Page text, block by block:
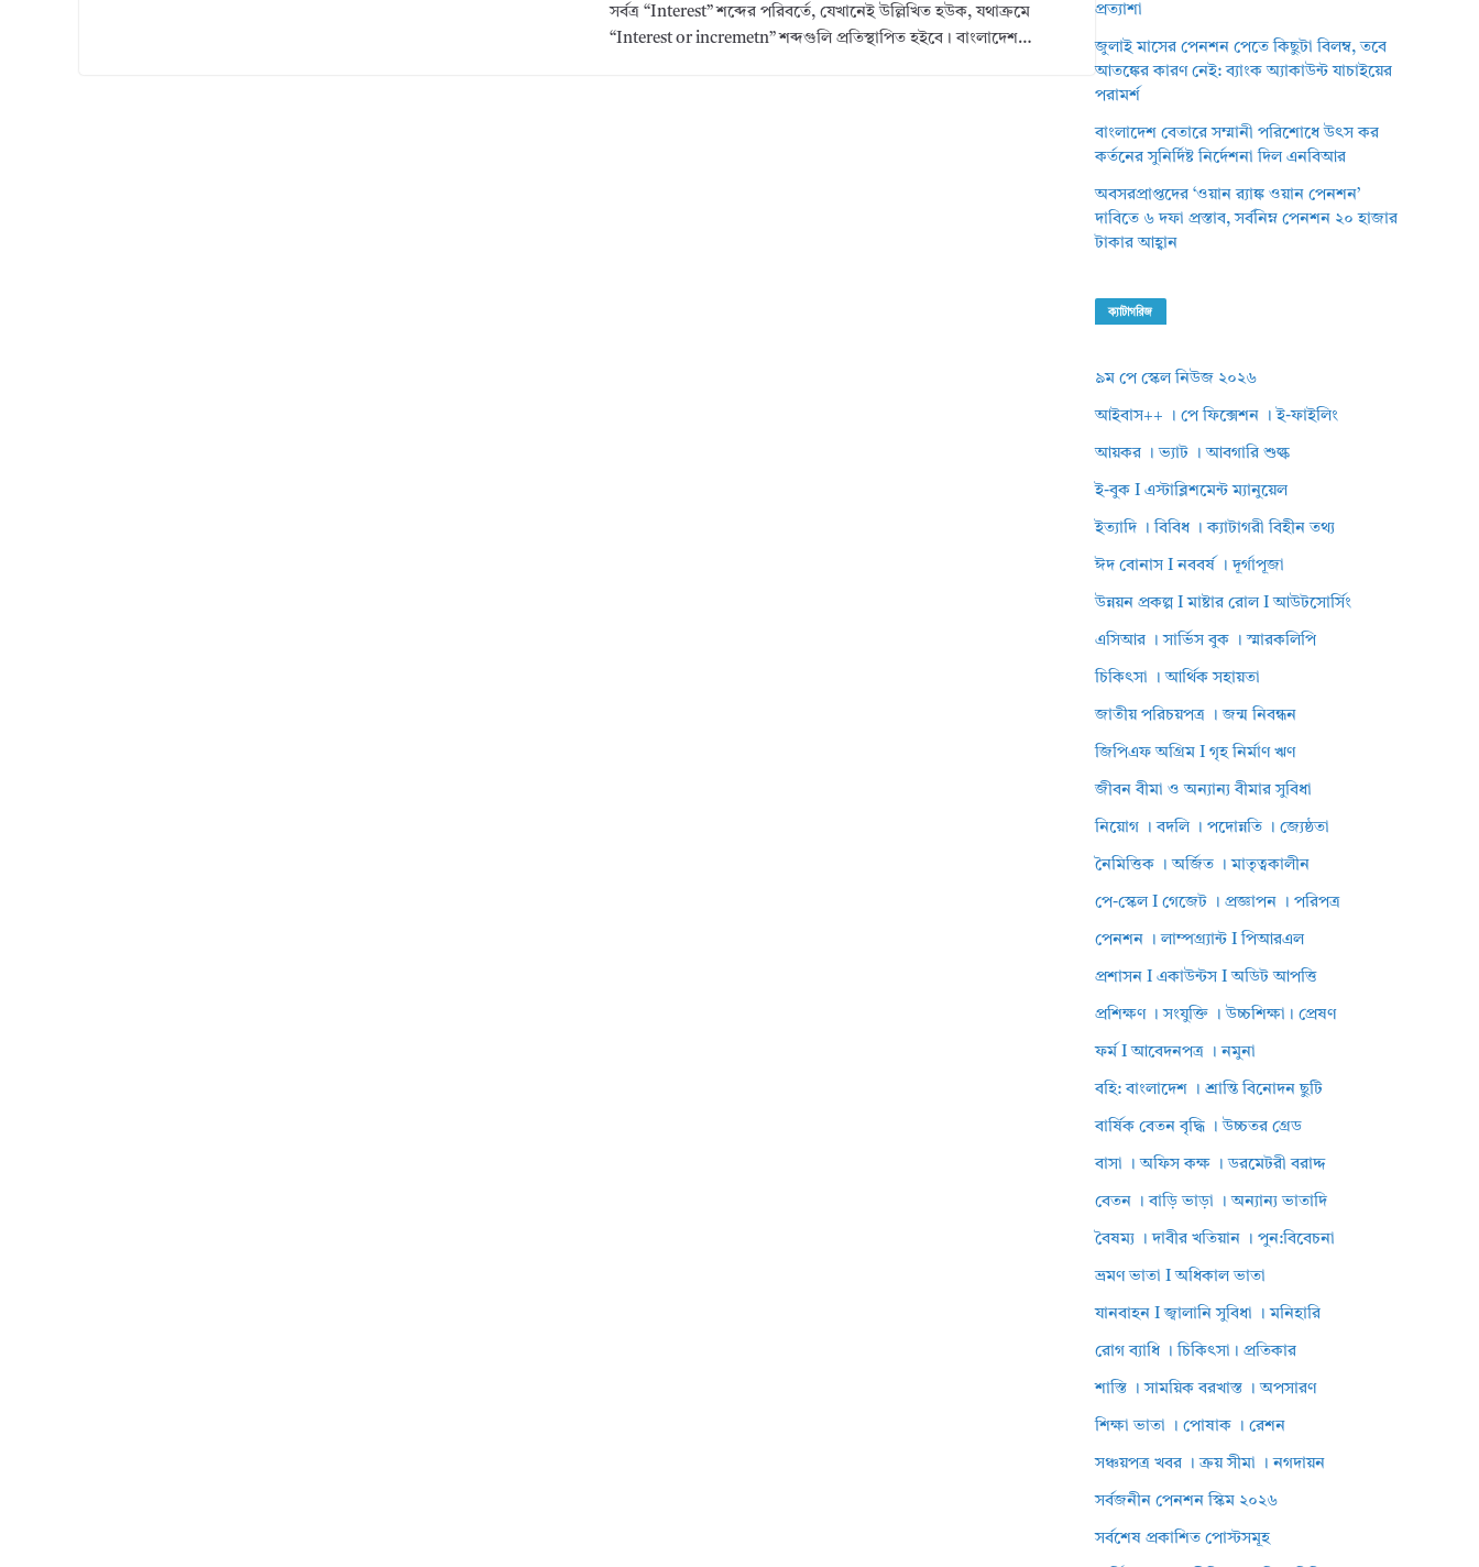
সর্বত্র “Interest” শব্দের পরিবর্তে, যেখানেই উল্লিখিত হউক, যথাক্রমে
“Interest or incremetn” শব্দগুলি প্রতিস্থাপিত হইবে। বাংলাদেশ…
প্রত্যাশা
জুলাই মাসের পেনশন পেতে কিছুটা বিলম্ব, তবে
আতঙ্কের কারণ নেই: ব্যাংক অ্যাকাউন্ট যাচাইয়ের
পরামর্শ
বাংলাদেশ বেতারে সম্মানী পরিশোধে উৎস কর
কর্তনের সুনির্দিষ্ট নির্দেশনা দিল এনবিআর
অবসরপ্রাপ্তদের ‘ওয়ান র‌্যাঙ্ক ওয়ান পেনশন’
দাবিতে ৬ দফা প্রস্তাব, সর্বনিম্ন পেনশন ২০ হাজার
টাকার আহ্বান
ক্যাটাগরিজ
৯ম পে স্কেল নিউজ ২০২৬
আইবাস++ । পে ফিক্সেশন । ই-ফাইলিং
আয়কর । ভ্যাট । আবগারি শুল্ক
ই-বুক I এস্টাব্লিশমেন্ট ম্যানুয়েল
ইত্যাদি । বিবিধ । ক্যাটাগরী বিহীন তথ্য
ঈদ বোনাস I নববর্ষ । দূর্গাপূজা
উন্নয়ন প্রকল্প I মাষ্টার রোল I আউটসোর্সিং
এসিআর । সার্ভিস বুক । স্মারকলিপি
চিকিৎসা । আর্থিক সহায়তা
জাতীয় পরিচয়পত্র । জন্ম নিবন্ধন
জিপিএফ অগ্রিম I গৃহ নির্মাণ ঋণ
জীবন বীমা ও অন্যান্য বীমার সুবিধা
নিয়োগ । বদলি । পদোন্নতি । জ্যেষ্ঠতা
নৈমিত্তিক । অর্জিত । মাতৃত্বকালীন
পে-স্কেল I গেজেট । প্রজ্ঞাপন । পরিপত্র
পেনশন । লাম্পগ্র্যান্ট I পিআরএল
প্রশাসন I একাউন্টস I অডিট আপত্তি
প্রশিক্ষণ । সংযুক্তি । উচ্চশিক্ষা। প্রেষণ
ফর্ম I আবেদনপত্র । নমুনা
বহি: বাংলাদেশ । শ্রান্তি বিনোদন ছুটি
বার্ষিক বেতন বৃদ্ধি । উচ্চতর গ্রেড
বাসা । অফিস কক্ষ । ডরমেটরী বরাদ্দ
বেতন । বাড়ি ভাড়া । অন্যান্য ভাতাদি
বৈষম্য । দাবীর খতিয়ান । পুন:বিবেচনা
ভ্রমণ ভাতা I অধিকাল ভাতা
যানবাহন I জ্বালানি সুবিধা । মনিহারি
রোগ ব্যাধি । চিকিৎসা। প্রতিকার
শাস্তি । সাময়িক বরখাস্ত । অপসারণ
শিক্ষা ভাতা । পোষাক । রেশন
সঞ্চয়পত্র খবর । ক্রয় সীমা । নগদায়ন
সর্বজনীন পেনশন স্কিম ২০২৬
সর্বশেষ প্রকাশিত পোস্টসমূহ